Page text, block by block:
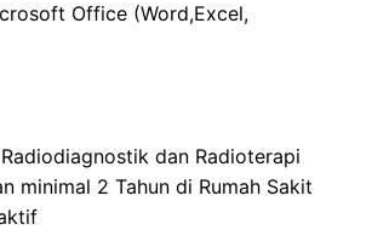
Office (Word,Excel,
dan Radioterapi
minimal 2 Tahun di Rumah Sakit